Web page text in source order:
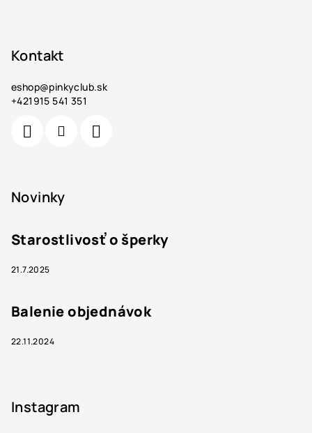
Kontakt
eshop@pinkyclub.sk
+421915 541 351
Novinky
Starostlivosť o šperky
21.7.2025
Balenie objednávok
22.11.2024
Instagram